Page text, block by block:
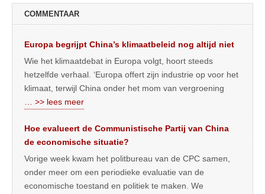
COMMENTAAR
Europa begrijpt China’s klimaatbeleid nog altijd niet
Wie het klimaatdebat in Europa volgt, hoort steeds
hetzelfde verhaal. ‘Europa offert zijn industrie op voor het
klimaat, terwijl China onder het mom van vergroening
… >> lees meer
Hoe evalueert de Communistische Partij van China
de economische situatie?
Vorige week kwam het politbureau van de CPC samen,
onder meer om een periodieke evaluatie van de
economische toestand en politiek te maken. We